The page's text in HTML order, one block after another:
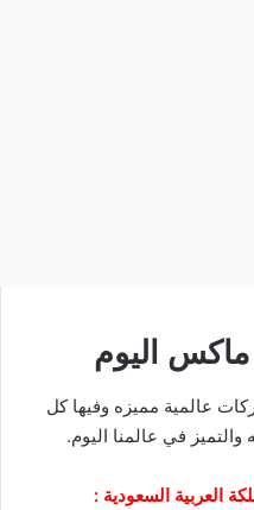
اليوم
عالمية مميزه وفيها كل
والتميز في عالمنا اليوم.
العربية السعودية :